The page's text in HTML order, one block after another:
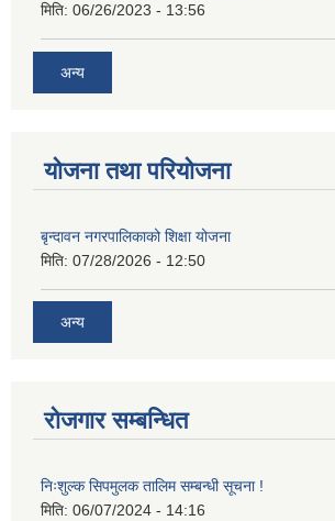
मिति: 06/26/2023 - 13:56
अन्य
योजना तथा परियोजना
बृन्दावन नगरपालिकाको शिक्षा योजना
मिति: 07/28/2026 - 12:50
अन्य
रोजगार सम्बन्धित
निःशुल्क सिपमुलक तालिम सम्बन्धी सूचना !
मिति: 06/07/2024 - 14:16